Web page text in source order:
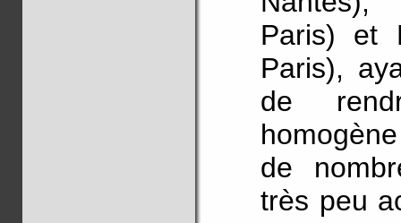
Paris) et
Paris),
de
de
très peu